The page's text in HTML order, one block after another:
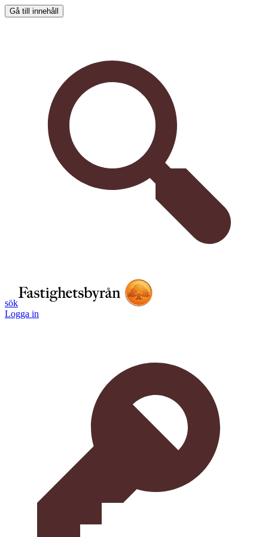
Gå till innehåll
sök
Logga in